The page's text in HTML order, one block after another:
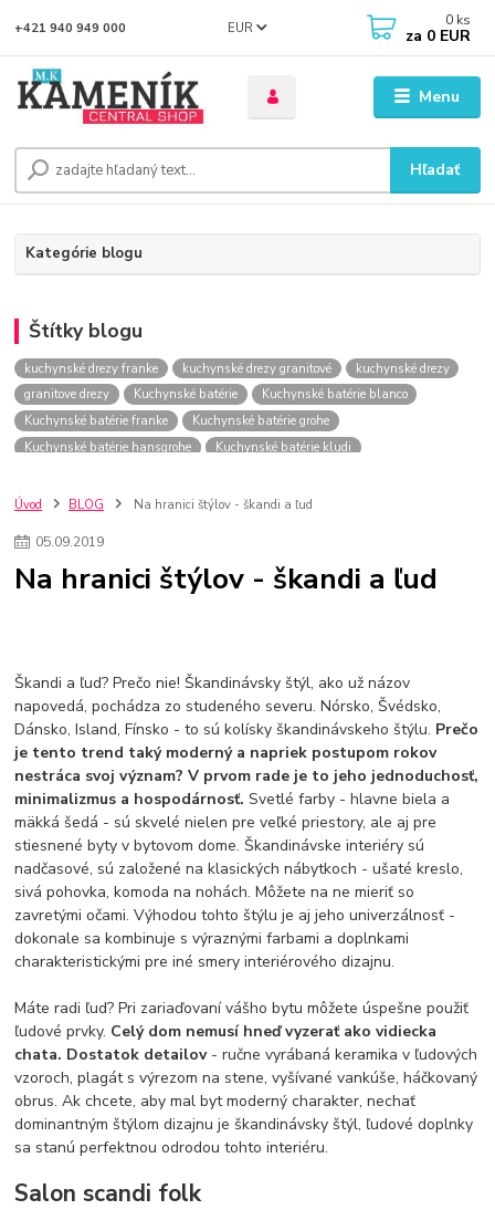
Menu
EUR
Hľadať
+421 940 949 000 0 ks
za 0 EUR
Kategórie blogu
Štítky blogu
kuchynské drezy franke kuchynské drezy granitové
kuchynské drezy
granitove drezy
Kuchynské batérie
Kuchynské batérie blanco
Kuchynské batérie franke
Kuchynské batérie grohe
Kuchynské batérie hansgrohe
Kuchynské batérie kludi
kuchynské batérie sagittarius
kuchynské batérie
kuchynské drezy sety
kúpelňové batérie
vodovodné batérie do kúpelne kuchynske
drez
Umývadlá
Rohové umývadlá
Zlaté umývadlá
Zápustné umývadlá
sprchový záves
vodovodná batéria
čierna kúpelňová batéria
vaňa retro
voľne stojaca vaňa
Nákup tovaru pre firmy bez DPH
Bez DPH
Ako znížiť náklady
Ako znížiť náklady na firmu
szco nakup bez dph
szco nakup bez dph nakupovanie na firmu bez dph
nákup bez dph v eu ň
Úvod BLOG Na hranici štýlov - škandi a ľud
05.09.2019
Na hranici štýlov - škandi a ľud
Škandi a ľud? Prečo nie! Škandinávsky štýl, ako už názov
napovedá, pochádza zo studeného severu. Nórsko, Švédsko,
Dánsko, Island, Fínsko - to sú kolísky škandinávskeho štýlu. Prečo
je tento trend taký moderný a napriek postupom rokov
nestráca svoj význam? V prvom rade je to jeho jednoduchosť,
minimalizmus a hospodárnosť.Svetlé farby - hlavne biela a
mäkká šedá - sú skvelé nielen pre veľké priestory, ale aj pre
stiesnené byty v bytovom dome. Škandinávske interiéry sú
nadčasové, sú založené na klasických nábytkoch - ušaté kreslo,
sivá pohovka, komoda na nohách. Môžete na ne mieriť so
zavretými očami. Výhodou tohto štýlu je aj jeho univerzálnosť -
dokonale sa kombinuje s výraznými farbami a doplnkami
charakteristickými pre iné smery interiérového dizajnu.
Máte radi ľud? Pri zariaďovaní vášho bytu môžete úspešne použiť
ľudové prvky. Celý dom nemusí hneď vyzerať ako vidiecka
chata. Dostatok detailov - ručne vyrábaná keramika v ľudových
vzoroch, plagát s výrezom na stene, vyšívané vankúše, háčkovaný
obrus. Ak chcete, aby mal byt moderný charakter, nechať
dominantným štýlom dizajnu je škandinávsky štýl, ľudové doplnky
sa stanú perfektnou odrodou tohto interiéru.
Salon scandi folk